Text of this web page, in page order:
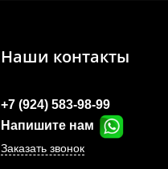
Наши контакты
+7 (924) 583-98-99
Напишите нам
Заказать звонок